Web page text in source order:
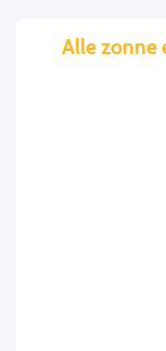
Alle zonne